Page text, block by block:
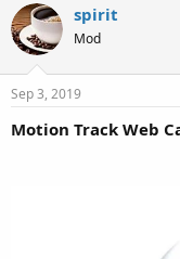
spirit
Mod
Sep 3, 2019
Motion Track Web